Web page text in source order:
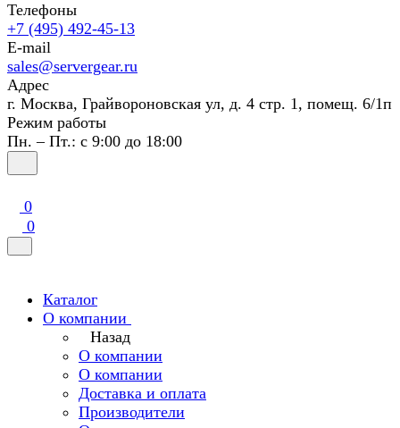
Телефоны
+7 (495) 492-45-13
E-mail
sales@servergear.ru
Адрес
г. Москва, Грайвороновская ул, д. 4 стр. 1, помещ. 6/1п
Режим работы
Пн. – Пт.: с 9:00 до 18:00
0
0
Каталог
О компании
Назад
О компании
О компании
Доставка и оплата
Производители